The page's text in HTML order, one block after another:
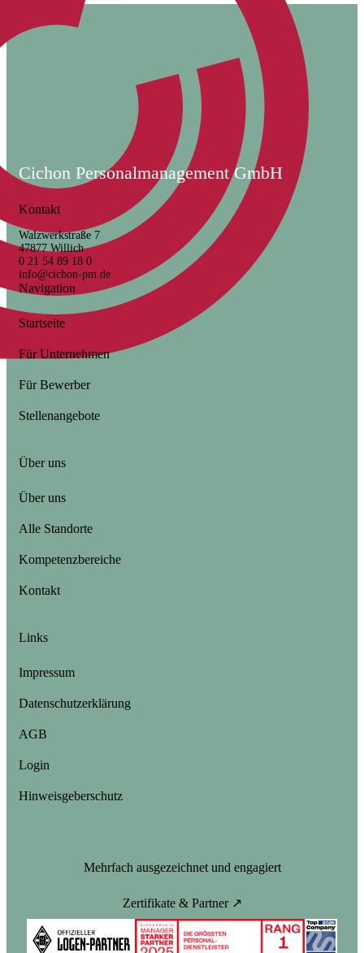
Cichon Personalmanagement GmbH
Kontakt
Walzwerkstraße 7
47877 Willich
0 21 54 89 18 0
info@cichon-pm.de
Navigation
Startseite
Für Unternehmen
Für Bewerber
Stellenangebote
Über uns
Über uns
Alle Standorte
Kompetenzbereiche
Kontakt
Links
Impressum
Datenschutzerklärung
AGB
Login
Hinweisgeberschutz
Mehrfach ausgezeichnet und engagiert
Zertifikate & Partner ↗